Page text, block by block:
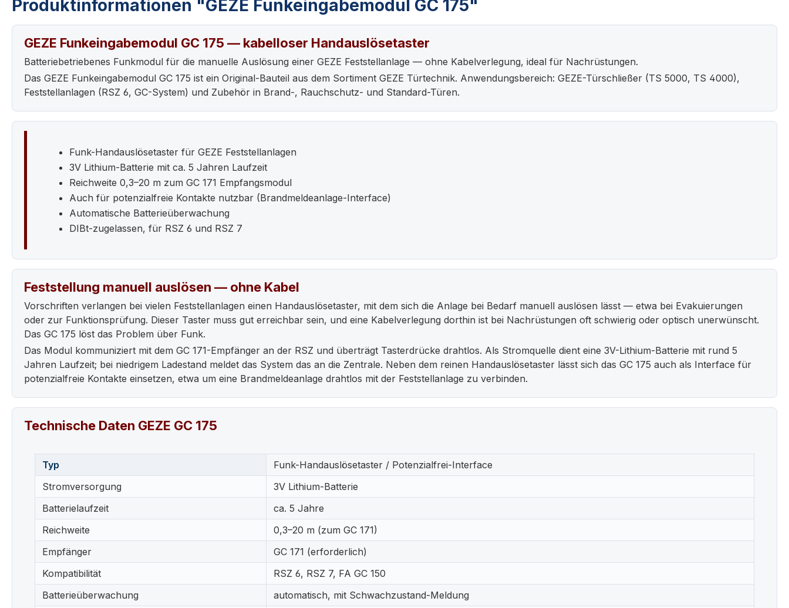
Produktinformationen "GEZE Funkeingabemodul GC 175"
GEZE Funkeingabemodul GC 175 — kabelloser Handauslösetaster
Batteriebetriebenes Funkmodul für die manuelle Auslösung einer GEZE Feststellanlage — ohne Kabelverlegung, ideal für Nachrüstungen.
Das GEZE Funkeingabemodul GC 175 ist ein Original-Bauteil aus dem Sortiment GEZE Türtechnik. Anwendungsbereich: GEZE-Türschließer (TS 5000, TS 4000),
Feststellanlagen (RSZ 6, GC-System) und Zubehör in Brand-, Rauchschutz- und Standard-Türen.
Funk-Handauslösetaster für GEZE Feststellanlagen
3V Lithium-Batterie mit ca. 5 Jahren Laufzeit
Reichweite 0,3–20 m zum GC 171 Empfangsmodul
Auch für potenzialfreie Kontakte nutzbar (Brandmeldeanlage-Interface)
Automatische Batterieüberwachung
DIBt-zugelassen, für RSZ 6 und RSZ 7
Feststellung manuell auslösen — ohne Kabel
Vorschriften verlangen bei vielen Feststellanlagen einen Handauslösetaster, mit dem sich die Anlage bei Bedarf manuell auslösen lässt — etwa bei Evakuierungen
oder zur Funktionsprüfung. Dieser Taster muss gut erreichbar sein, und eine Kabelverlegung dorthin ist bei Nachrüstungen oft schwierig oder optisch unerwünscht.
Das GC 175 löst das Problem über Funk.
Das Modul kommuniziert mit dem GC 171-Empfänger an der RSZ und überträgt Tasterdrücke drahtlos. Als Stromquelle dient eine 3V-Lithium-Batterie mit rund 5
Jahren Laufzeit; bei niedrigem Ladestand meldet das System das an die Zentrale. Neben dem reinen Handauslösetaster lässt sich das GC 175 auch als Interface für
potenzialfreie Kontakte einsetzen, etwa um eine Brandmeldeanlage drahtlos mit der Feststellanlage zu verbinden.
Technische Daten GEZE GC 175
Typ
Funk-Handauslösetaster / Potenzialfrei-Interface
Stromversorgung
3V Lithium-Batterie
Batterielaufzeit
ca. 5 Jahre
Reichweite
0,3–20 m (zum GC 171)
Empfänger
GC 171 (erforderlich)
Kompatibilität
RSZ 6, RSZ 7, FA GC 150
Batterieüberwachung
automatisch, mit Schwachzustand-Meldung